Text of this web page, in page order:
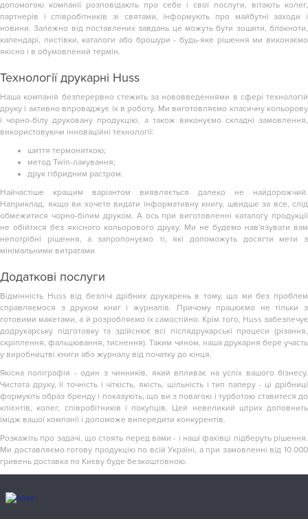
допомогою компанії розповідають про себе і свої послуги, вітають колег,
партнерів і співробітників зі святами, інформують про майбутні заходи і
новини. Залежно від поставлених завдань це можуть бути зошити, блокноти,
календарі, листівки, каталоги або брошури - будь-яке рішення ми виконаємо
якісно і в обумовлений термін.
Технології друкарні Huss
Наша компанія безперервно стежить за нововведеннями в сфері технологій
друку і активно впроваджує їх в роботу. Ми виготовляємо класичну кольорову
і чорно-білу друковану продукцію, а також виконуємо складні замовлення,
використовуючи інноваційні технології:
шиття термониткою;
метод Twin-лакування;
друк гібридним растром.
Найчастіше кращим варіантом виявляється далеко не найдорожчий.
Наприклад, якщо ви хочете видати інформативну книгу, швидше за все, слід
обмежитися чорно-білим друком. А ось при виготовленні каталогу продукції
не обійтися без якісного кольорового друку. Ми не будемо нав'язувати вам
непотрібні рішення, а запропонуємо ті, які допоможуть досягти мети з
мінімальними витратами.
Додаткові послуги
Відмінність Huss від безлічі дрібних друкарень в тому, що ми без проблем
справляємося з друком книг і журналів. Причому працюємо не тільки з
готовими макетами, а й розробляємо їх самостійно. Крім того, Huss забезпечує
додрукарську підготовку та здійснює всі післядрукарські процеси (різання,
скріплення, фальцювання, тиснення). Таким чином, наша друкарня бере участь
у виробництві книги або журналу від початку до кінця.
Якісна поліграфія - один з чинників, який впливає на успіх вашого бізнесу.
Чистота друку, її точність і чіткість, якість, щільність і тип паперу - ці дрібниці
формують образ бренду і показують, що ви з повагою і турботою ставитеся до
клієнтів, колег, співробітників і покупців. Цей невеликий штрих доповнить
імідж вашої компанії і допоможе випередити конкурентів.
Розкажіть про задачі, що стоять перед вами - і наші фахівці підберуть рішення.
Ми доставляємо готову продукцію по всій Україні, а при замовленні від 10 000
гривень доставка по Києву буде безкоштовною.